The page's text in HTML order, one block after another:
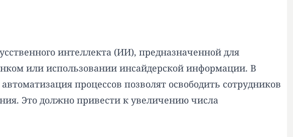
интеллекта (ИИ), предназначенной для
или использовании инсайдерской информации. В
процессов позволят освободить сотрудников
Это должно привести к увеличению числа